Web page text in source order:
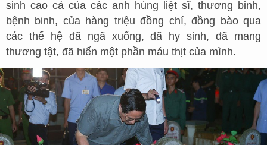
sinh cao cả của các anh hùng liệt sĩ, thương binh,
bệnh binh, của hàng triệu đồng chí, đồng bào qua
các thế hệ đã ngã xuống, đã hy sinh, đã mang
thương tật, đã hiến một phần máu thịt của mình.